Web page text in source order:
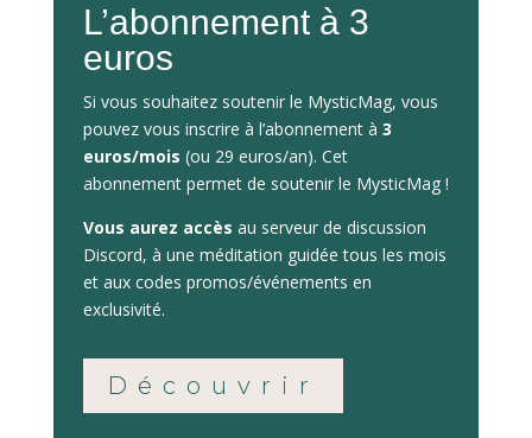
L’abonnement à 3
euros
Si vous souhaitez soutenir le MysticMag, vous
pouvez vous inscrire à l’abonnement à 3
euros/mois (ou 29 euros/an). Cet
abonnement permet de soutenir le MysticMag !
Vous aurez accès au serveur de discussion
Discord, à une méditation guidée tous les mois
et aux codes promos/événements en
exclusivité.
Découvrir